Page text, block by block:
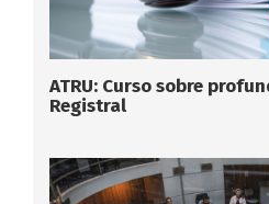
ATRU: Curso sobre
Registral